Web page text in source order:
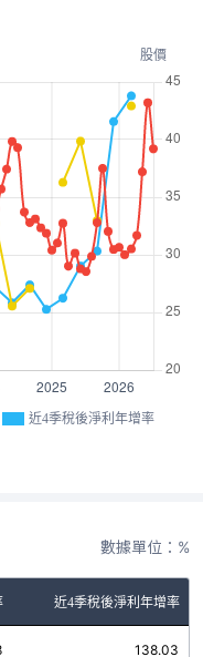
近4季稅後淨利年增率
數據單位：%
近4季稅後淨利年增率
138.03